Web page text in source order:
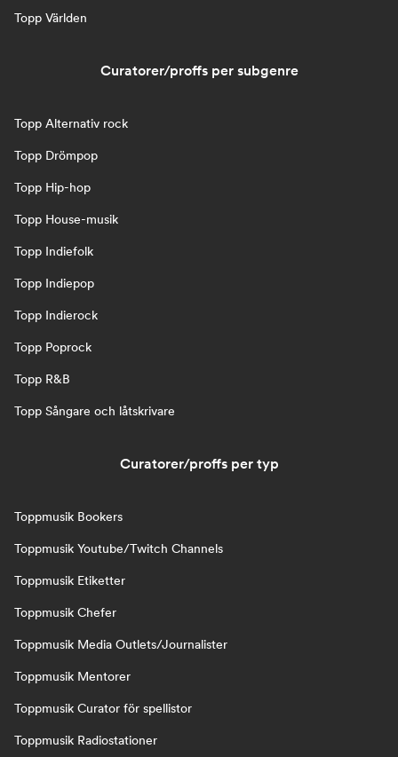
Topp Världen
Curatorer/proffs per subgenre
Topp Alternativ rock
Topp Drömpop
Topp Hip-hop
Topp House-musik
Topp Indiefolk
Topp Indiepop
Topp Indierock
Topp Poprock
Topp R&B
Topp Sångare och låtskrivare
Curatorer/proffs per typ
Toppmusik Bookers
Toppmusik Youtube/Twitch Channels
Toppmusik Etiketter
Toppmusik Chefer
Toppmusik Media Outlets/Journalister
Toppmusik Mentorer
Toppmusik Curator för spellistor
Toppmusik Radiostationer